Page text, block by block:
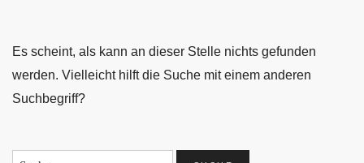
Es scheint, als kann an dieser Stelle nichts gefunden
werden. Vielleicht hilft die Suche mit einem anderen
Suchbegriff?